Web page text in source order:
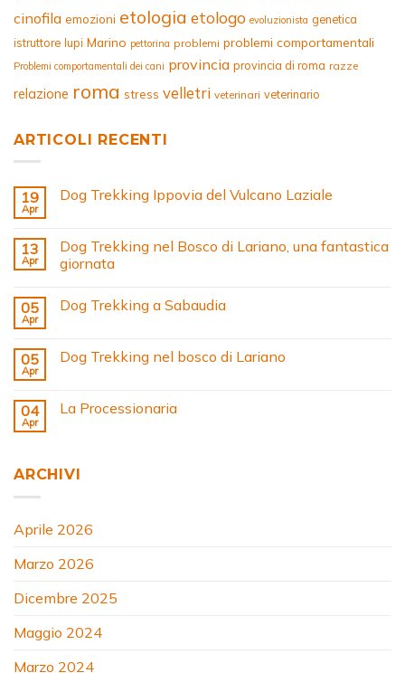
cinofila emozioni etologia etologo evoluzionista genetica
istruttore lupi Marino pettorina problemi problemi comportamentali
Problemi comportamentali dei cani provincia provincia di roma razze
relazione roma stress velletri veterinari veterinario
ARTICOLI RECENTI
19
Apr
Dog Trekking Ippovia del Vulcano Laziale
13
Apr
Dog Trekking nel Bosco di Lariano, una fantastica
giornata
05
Apr
Dog Trekking a Sabaudia
05
Apr
Dog Trekking nel bosco di Lariano
04
Apr
La Processionaria
ARCHIVI
Aprile 2026
Marzo 2026
Dicembre 2025
Maggio 2024
Marzo 2024